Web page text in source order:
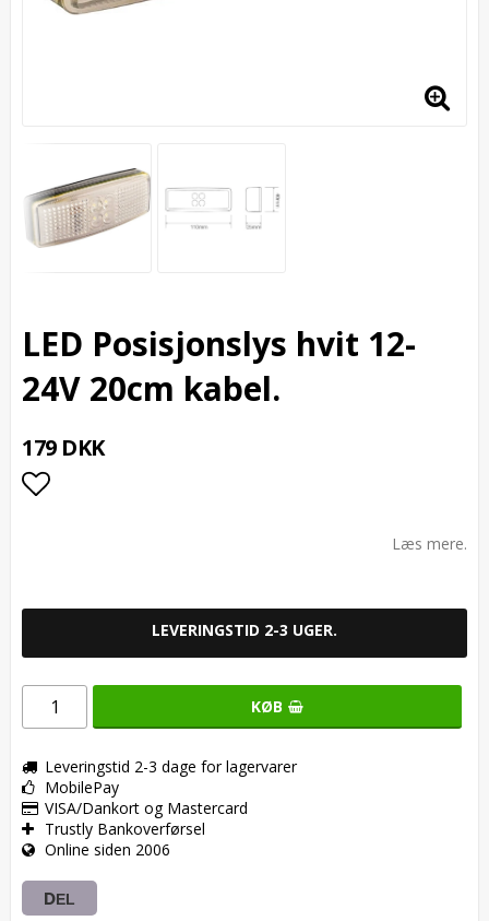
LED Posisjonslys hvit 12-
24V 20cm kabel.
179 DKK
Læs mere.
LEVERINGSTID 2-3 UGER.
KØB
Leveringstid 2-3 dage for lagervarer
MobilePay
VISA/Dankort og Mastercard
Trustly Bankoverførsel
Online siden 2006
DEL